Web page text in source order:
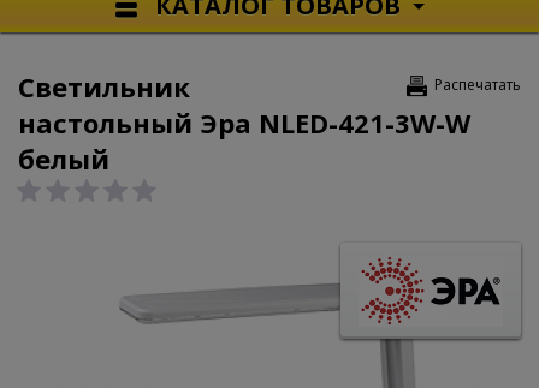
Распечатать
Светильник
настольный Эра NLED-421-3W-W
белый